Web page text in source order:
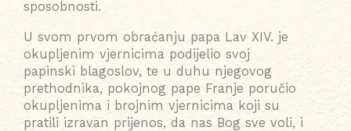
sposobnosti.
U svom prvom obraćanju papa Lav XIV. je
okupljenim vjernicima podijelio svoj
papinski blagoslov, te u duhu njegovog
prethodnika, pokojnog pape Franje poručio
okupljenima i brojnim vjernicima koji su
pratili izravan prijenos, da nas Bog sve voli, i